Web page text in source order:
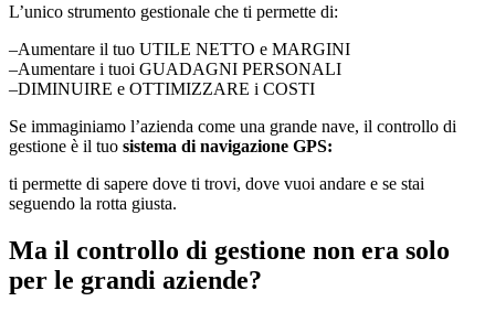
L’unico strumento gestionale che ti permette di:
–Aumentare il tuo UTILE NETTO e MARGINI
–Aumentare i tuoi GUADAGNI PERSONALI
–DIMINUIRE e OTTIMIZZARE i COSTI
Se immaginiamo l’azienda come una grande nave, il controllo di
gestione è il tuo sistema di navigazione GPS:
ti permette di sapere dove ti trovi, dove vuoi andare e se stai
seguendo la rotta giusta.
Ma il controllo di gestione non era solo
per le grandi aziende?